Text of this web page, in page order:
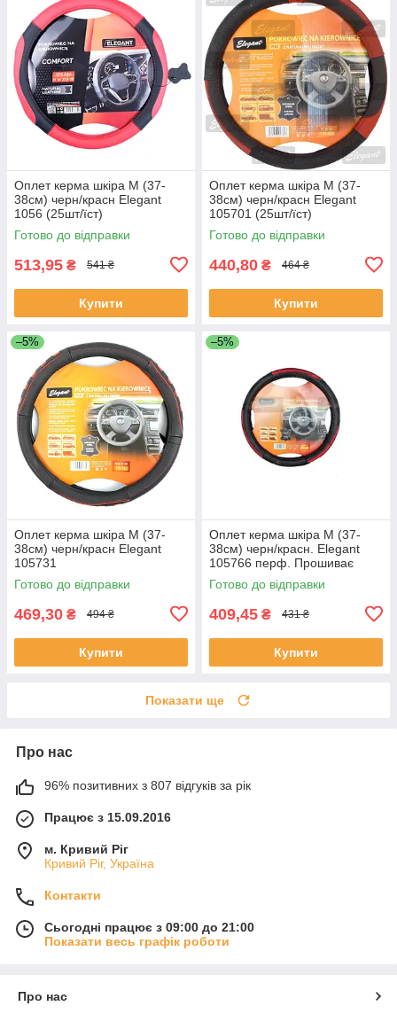
Оплет керма шкіра М (37-
38см) черн/красн Elegant
1056 (25шт/їст)
Готово до відправки
513,95 ₴ 541 ₴
Купити
Оплет керма шкіра М (37-
38см) черн/красн Elegant
105701 (25шт/їст)
Готово до відправки
440,80 ₴ 464 ₴
Купити
–5%
Оплет керма шкіра М (37-
38см) черн/красн Elegant
105731
Готово до відправки
469,30 ₴ 494 ₴
Купити
–5%
Оплет керма шкіра М (37-
38см) черн/красн. Elegant
105766 перф. Прошиває
фарбою (30шт/священ)
Готово до відправки
409,45 ₴ 431 ₴
Купити
Показати ще
Про нас
96% позитивних з 807 відгуків за рік
Працює з 15.09.2016
м. Кривий Ріг
Кривий Ріг, Україна
Контакти
Сьогодні працює з 09:00 до 21:00
Показати весь графік роботи
Про нас